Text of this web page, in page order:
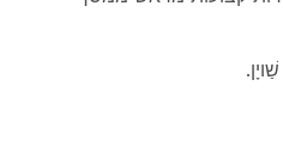
שַׁויָן.